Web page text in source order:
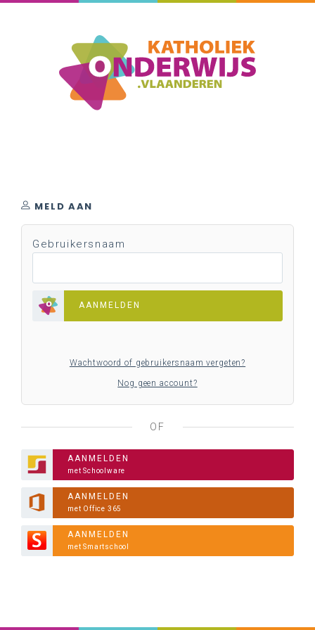
MELD AAN
Gebruikersnaam
AANMELDEN
Wachtwoord of gebruikersnaam vergeten?
Nog geen account?
OF
AANMELDEN
met Schoolware
AANMELDEN
met Office 365
AANMELDEN
met Smartschool